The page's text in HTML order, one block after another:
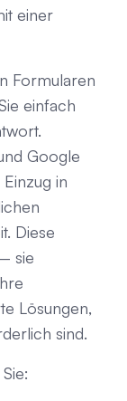
einer
Formularen
einfach
Google
in
Diese
sie
Lösungen,
sind.